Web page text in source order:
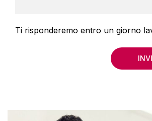
Ti risponderemo entro un giorno